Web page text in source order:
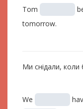
Tom
tomorrow.
Ми снідали,
We